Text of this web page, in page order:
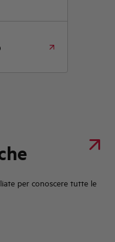
per conoscere tutte le